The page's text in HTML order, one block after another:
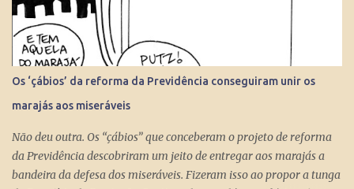
Os ‘çábios’ da reforma da Previdência conseguiram unir os
marajás aos miseráveis
Não deu outra. Os “çábios” que conceberam o projeto de reforma
da Previdência descobriram um jeito de entregar aos marajás a
bandeira da defesa dos miseráveis. Fizeram isso ao propor a tunga